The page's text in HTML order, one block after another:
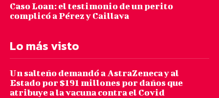
Caso Loan: el testimonio de un perito
complicó a Pérez y Caillava
Lo más visto
Un salteño demandó a AstraZeneca y al
Estado por $191 millones por daños que
atribuye a la vacuna contra el Covid